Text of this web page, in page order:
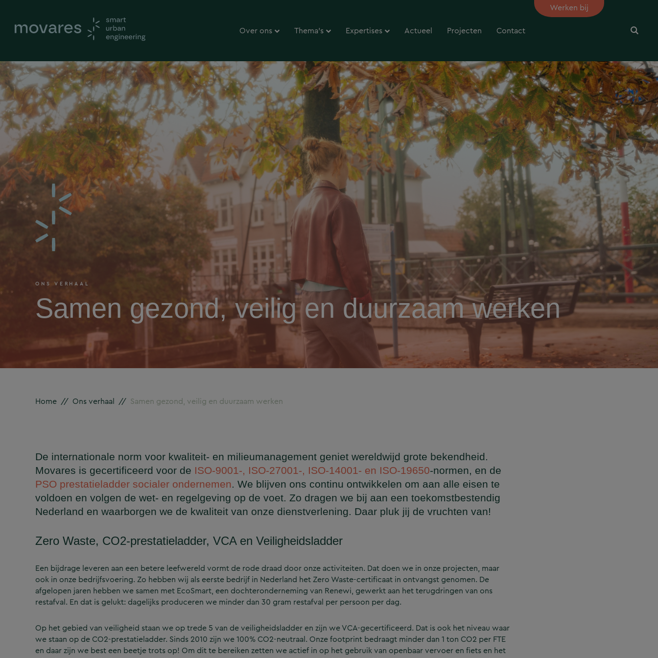
Over ons Thema’s Expertises Actueel Projecten Contact
Werken bij
ONS VERHAAL
Samen gezond, veilig en duurzaam werken
Home // Ons verhaal // Samen gezond, veilig en duurzaam werken
De internationale norm voor kwaliteit- en milieumanagement geniet wereldwijd grote bekendheid.
Movares is gecertificeerd voor de ISO-9001-, ISO-27001-, ISO-14001- en ISO-19650-normen, en de
PSO prestatieladder socialer ondernemen. We blijven ons continu ontwikkelen om aan alle eisen te
voldoen en volgen de wet- en regelgeving op de voet. Zo dragen we bij aan een toekomstbestendig
Nederland en waarborgen we de kwaliteit van onze dienstverlening. Daar pluk jij de vruchten van!
Zero Waste, CO2-prestatieladder, VCA en Veiligheidsladder
Een bijdrage leveren aan een betere leefwereld vormt de rode draad door onze activiteiten. Dat doen we in onze projecten, maar
ook in onze bedrijfsvoering. Zo hebben wij als eerste bedrijf in Nederland het Zero Waste-certificaat in ontvangst genomen. De
afgelopen jaren hebben we samen met EcoSmart, een dochteronderneming van Renewi, gewerkt aan het terugdringen van ons
restafval. En dat is gelukt: dagelijks produceren we minder dan 30 gram restafval per persoon per dag.
Op het gebied van veiligheid staan we op trede 5 van de veiligheidsladder en zijn we VCA-gecertificeerd. Dat is ook het niveau waar
we staan op de CO2-prestatieladder. Sinds 2010 zijn we 100% CO2-neutraal. Onze footprint bedraagt minder dan 1 ton CO2 per FTE
en daar zijn we best een beetje trots op! Om dit te bereiken zetten we actief in op het gebruik van openbaar vervoer en fiets en het